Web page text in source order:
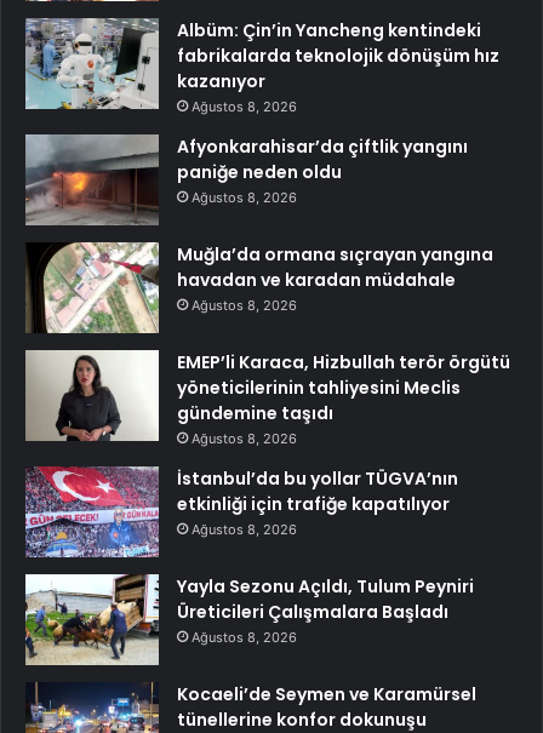
Albüm: Çin’in Yancheng kentindeki
fabrikalarda teknolojik dönüşüm hız
kazanıyor
Ağustos 8, 2026
Afyonkarahisar’da çiftlik yangını
paniğe neden oldu
Ağustos 8, 2026
Muğla’da ormana sıçrayan yangına
havadan ve karadan müdahale
Ağustos 8, 2026
EMEP’li Karaca, Hizbullah terör örgütü
yöneticilerinin tahliyesini Meclis
gündemine taşıdı
Ağustos 8, 2026
İstanbul’da bu yollar TÜGVA’nın
etkinliği için trafiğe kapatılıyor
Ağustos 8, 2026
Yayla Sezonu Açıldı, Tulum Peyniri
Üreticileri Çalışmalara Başladı
Ağustos 8, 2026
Kocaeli’de Seymen ve Karamürsel
tünellerine konfor dokunuşu